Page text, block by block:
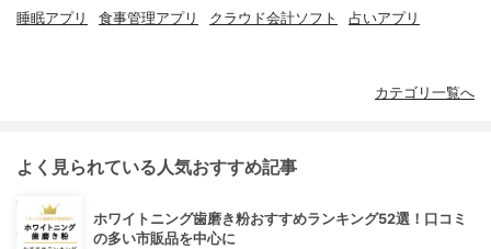
睡眠アプリ 食事管理アプリ クラウド会計ソフト 占いアプリ
カテゴリ一覧へ
よく見られている人気おすすめ記事
ホワイトニング歯磨き粉おすすめランキング52選！口コミ
の多い市販品を中心に